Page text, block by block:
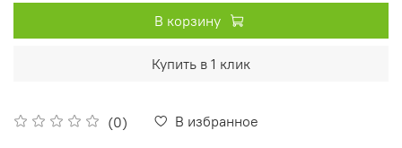
(0) В избранное
В корзину
Купить в 1 клик